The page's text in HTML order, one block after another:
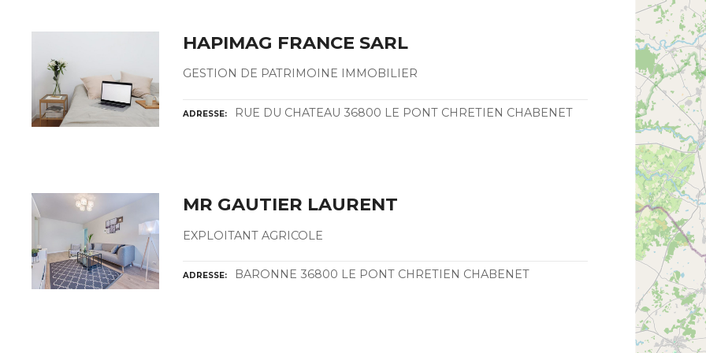
HAPIMAG FRANCE SARL
GESTION DE PATRIMOINE IMMOBILIER
ADRESSE RUE DU CHATEAU 36800 LE PONT CHRETIEN CHABENET
MR GAUTIER LAURENT
EXPLOITANT AGRICOLE
ADRESSE BARONNE 36800 LE PONT CHRETIEN CHABENET